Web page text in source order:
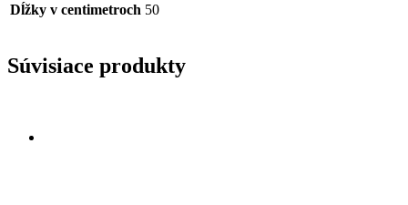
Dĺžky v centimetroch 50
Súvisiace produkty